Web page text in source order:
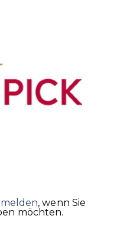
, wenn Sie
möchten.